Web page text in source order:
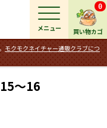
買い物カゴ
0
モクモクネイチャー通販クラブにつ
メニュー
～16